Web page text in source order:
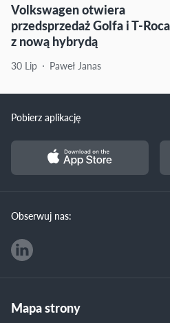
Volkswagen otwiera
przedsprzedaż Golfa i T-Roca
z nową hybrydą
30 Lip Paweł Janas
Pobierz aplikację
Obserwuj nas:
Mapa strony